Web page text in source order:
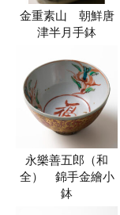
金重素山 朝鮮唐
津半月手鉢
永樂善五郎（和
全） 錦手金繪小
鉢